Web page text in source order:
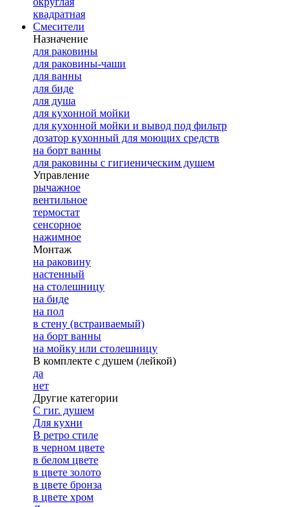
квадратная
Смесители
Назначение
для раковины
для раковины-чаши
для ванны
для биде
для душа
для кухонной мойки
для кухонной мойки и вывод под фильтр
дозатор кухонный для моющих средств
на борт ванны
для раковины с гигиеническим душем
Управление
рычажное
вентильное
термостат
сенсорное
нажимное
Монтаж
на раковину
настенный
на столешницу
на биде
на пол
в стену (встраиваемый)
на борт ванны
на мойку или столешницу
В комплекте с душем (лейкой)
да
нет
Другие категории
С гиг. душем
Для кухни
В ретро стиле
в черном цвете
в белом цвете
в цвете золото
в цвете бронза
в цвете хром